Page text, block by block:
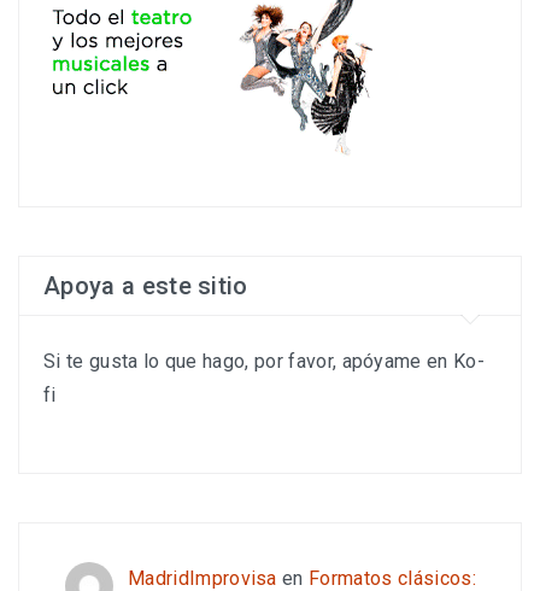
Apoya a este sitio
Si te gusta lo que hago, por favor, apóyame en Ko-
fi
MadridImprovisa en Formatos clásicos: